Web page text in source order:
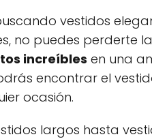
vestidos
no puedes perderte
increíbles en una
encontrar el
ocasión.
largos hasta